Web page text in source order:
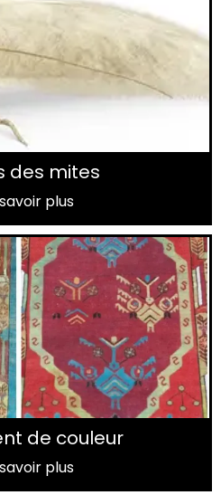
des mites
plus
de couleur
plus